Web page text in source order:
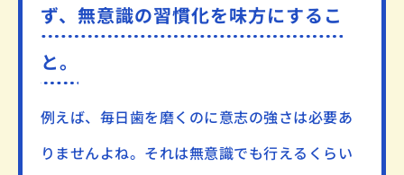
ず、 無意識の習慣化を味方にするこ
と。
例えば、毎日歯を磨くのに意志の強さは必要あ
りませんよね。それは無意識でも行えるくらい